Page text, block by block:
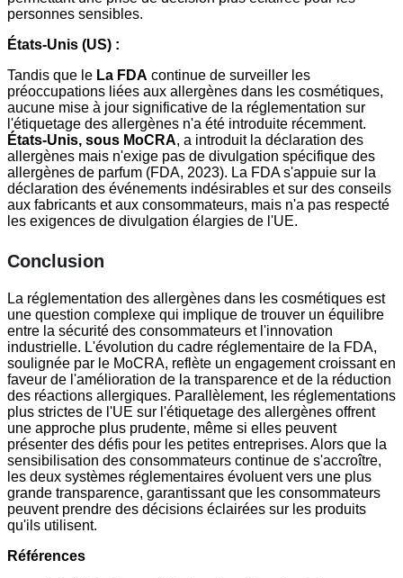
personnes sensibles.
États-Unis (US) :
Tandis que le La FDA continue de surveiller les
préoccupations liées aux allergènes dans les cosmétiques,
aucune mise à jour significative de la réglementation sur
l'étiquetage des allergènes n'a été introduite récemment.
États-Unis, sous MoCRA, a introduit la déclaration des
allergènes mais n'exige pas de divulgation spécifique des
allergènes de parfum (FDA, 2023). La FDA s'appuie sur la
déclaration des événements indésirables et sur des conseils
aux fabricants et aux consommateurs, mais n'a pas respecté
les exigences de divulgation élargies de l'UE.
Conclusion
La réglementation des allergènes dans les cosmétiques est
une question complexe qui implique de trouver un équilibre
entre la sécurité des consommateurs et l'innovation
industrielle. L'évolution du cadre réglementaire de la FDA,
soulignée par le MoCRA, reflète un engagement croissant en
faveur de l'amélioration de la transparence et de la réduction
des réactions allergiques. Parallèlement, les réglementations
plus strictes de l'UE sur l'étiquetage des allergènes offrent
une approche plus prudente, même si elles peuvent
présenter des défis pour les petites entreprises. Alors que la
sensibilisation des consommateurs continue de s'accroître,
les deux systèmes réglementaires évoluent vers une plus
grande transparence, garantissant que les consommateurs
peuvent prendre des décisions éclairées sur les produits
qu'ils utilisent.
Références